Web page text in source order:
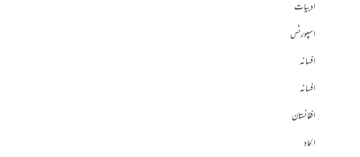
ادبیات
اسپورٹس
افسانہ
افسانہ
افغانستان
الحاد